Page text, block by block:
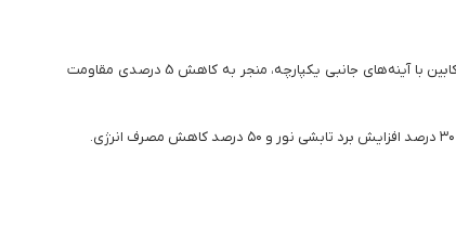
طراحی آیرودینامیک کلی کابین با آینه‌های جانبی یکپارچه، منجر به کاهش 5 درصدی مقاومت